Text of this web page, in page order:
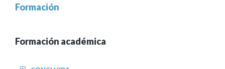
Formación
Formación académica